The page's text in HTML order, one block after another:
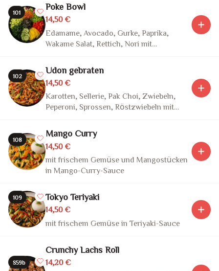
101
Poke Bowl
14,50 €
Edamame, Avocado, Gurke, Paprika,
Wakame Salat, Rettich, Nori mit
(Essen wird lauwarm serviert)
102
Udon gebraten
14,50 €
Karotten, Sellerie, Pak Choi, Zwiebeln,
Peperoni, Sprossen, Röstzwiebeln mit
108
Mango Curry
14,50 €
mit frischem Gemüse und Mangostücken
in Mango-Curry-Sauce
109 Tokyo Teriyaki
14,50 €
mit frischem Gemüse in Teriyaki-Sauce
S59b
Crunchy Lachs Roll
14,20 €